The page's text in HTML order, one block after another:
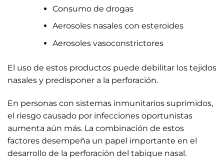
Consumo de drogas
Aerosoles nasales con esteroides
Aerosoles vasoconstrictores
El uso de estos productos puede debilitar los tejidos
nasales y predisponer a la perforación.
En personas con sistemas inmunitarios suprimidos,
el riesgo causado por infecciones oportunistas
aumenta aún más. La combinación de estos
factores desempeña un papel importante en el
desarrollo de la perforación del tabique nasal.